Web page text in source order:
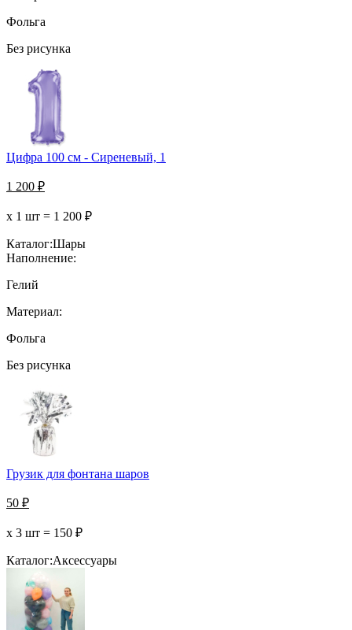
Фольга
Без рисунка
Цифра 100 см - Сиреневый, 1
1 200 ₽
х 1 шт = 1 200 ₽
Каталог:Шары
Наполнение:
Гелий
Материал:
Фольга
Без рисунка
Грузик для фонтана шаров
50 ₽
х 3 шт = 150 ₽
Каталог:Аксессуары